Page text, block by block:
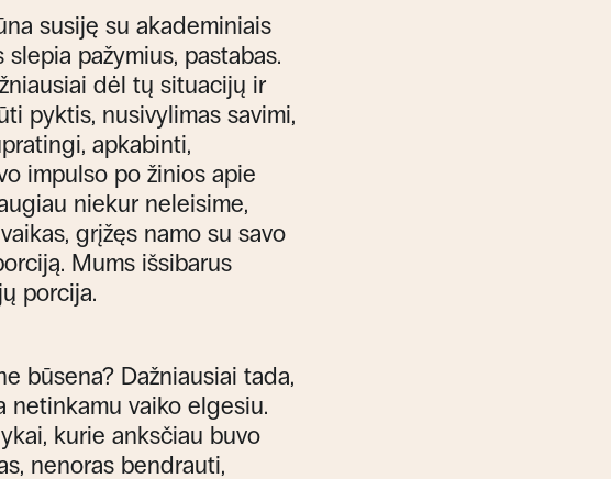
susiję su akademiniais
pažymius, pastabas.
dėl tų situacijų ir
pyktis, nusivylimas savimi,
apkabinti,
impulso po žinios apie
niekur neleisime,
grįžęs namo su savo
Mums išsibarus
porcija.
būsena? Dažniausiai tada,
netinkamu vaiko elgesiu.
kurie anksčiau buvo
nenoras bendrauti,